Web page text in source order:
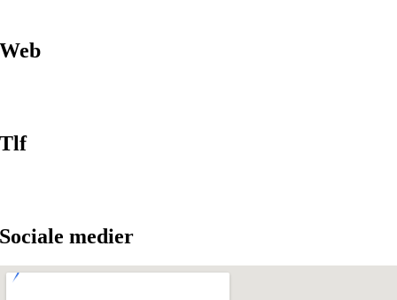
Web
Tlf
Sociale medier